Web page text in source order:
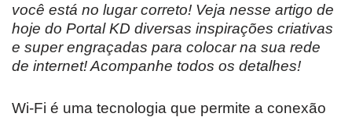
você está no lugar correto! Veja nesse artigo de
hoje do Portal KD diversas inspirações criativas
e super engraçadas para colocar na sua rede
de internet! Acompanhe todos os detalhes!
Wi-Fi é uma tecnologia que permite a conexão